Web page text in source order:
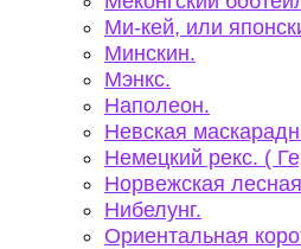
Ми-кей, или
Минскин.
Мэнкс.
Наполеон.
Невская
Немецкий рекс. (
Норвежская
Нибелунг.
Ориентальная